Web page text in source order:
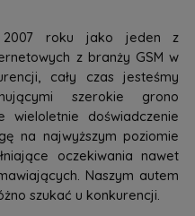
2007 roku jako jeden z
z branży GSM w
cały czas jesteśmy
szerokie grono
wieloletnie doświadczenie
na najwyższym poziomie
oczekiwania nawet
Naszym autem
szukać u konkurencji.